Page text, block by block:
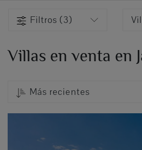
Filtros (3)
Villas en venta en
Más recientes